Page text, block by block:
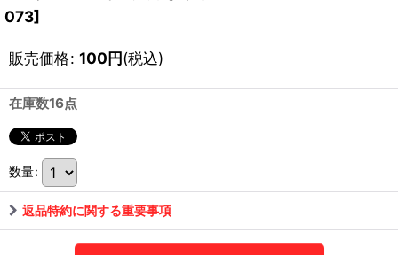
073]
販売価格: 100円(税込)
在庫数16点
数量:
返品特約に関する重要事項